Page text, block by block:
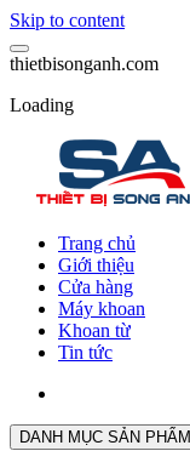
Skip to content
thietbisonganh.com
Loading
Trang chủ
Giới thiệu
Cửa hàng
Máy khoan
Khoan từ
Tin tức
DANH MỤC SẢN PHẨM